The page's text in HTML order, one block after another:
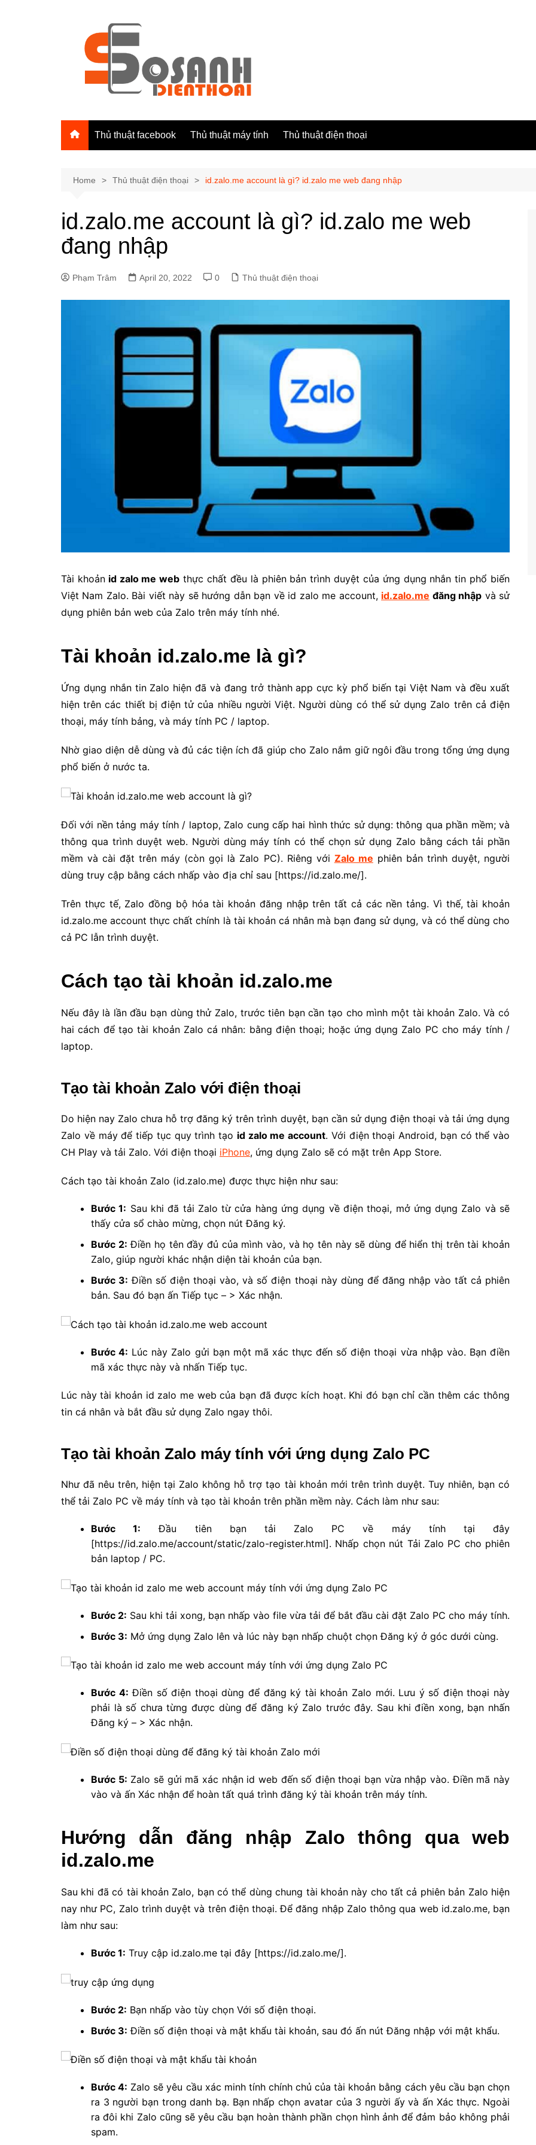
Thủ thuật facebook Thủ thuật máy tính Thủ thuật điện thoại
Home Thủ thuật điện thoại id.zalo.me account là gì? id.zalo me web đang nhập
id.zalo.me account là gì? id.zalo me web
đang nhập
Phạm Trâm April 20, 2022 0 Thủ thuật điện thoại
Tài khoảnid zalo me web thực chất đều là phiên bản trình duyệt của ứng dụng nhắn tin phổ biến
Việt Nam Zalo. Bài viết này sẽ hướng dẫn bạn về id zalo me account, id.zalo.me đăng nhập và sử
dụng phiên bản web của Zalo trên máy tính nhé.
Tài khoản id.zalo.me là gì?
Ứng dụng nhắn tin Zalo hiện đã và đang trở thành app cực kỳ phổ biến tại Việt Nam và đều xuất
hiện trên các thiết bị điện tử của nhiều người Việt. Người dùng có thể sử dụng Zalo trên cả điện
thoại, máy tính bảng, và máy tính PC / laptop.
Nhờ giao diện dễ dùng và đủ các tiện ích đã giúp cho Zalo nắm giữ ngôi đầu trong tổng ứng dụng
phổ biến ở nước ta.
Đối với nền tảng máy tính / laptop, Zalo cung cấp hai hình thức sử dụng: thông qua phần mềm; và
thông qua trình duyệt web. Người dùng máy tính có thể chọn sử dụng Zalo bằng cách tải phần
mềm và cài đặt trên máy (còn gọi là Zalo PC). Riêng với Zalo me phiên bản trình duyệt, người
dùng truy cập bằng cách nhấp vào địa chỉ sau [https://id.zalo.me/].
Trên thực tế, Zalo đồng bộ hóa tài khoản đăng nhập trên tất cả các nền tảng. Vì thế, tài khoản
id.zalo.me account thực chất chính là tài khoản cá nhân mà bạn đang sử dụng, và có thể dùng cho
cả PC lẫn trình duyệt.
Cách tạo tài khoản id.zalo.me
Nếu đây là lần đầu bạn dùng thử Zalo, trước tiên bạn cần tạo cho mình một tài khoản Zalo. Và có
hai cách để tạo tài khoản Zalo cá nhân: bằng điện thoại; hoặc ứng dụng Zalo PC cho máy tính /
laptop.
Tạo tài khoản Zalo với điện thoại
Do hiện nay Zalo chưa hỗ trợ đăng ký trên trình duyệt, bạn cần sử dụng điện thoại và tải ứng dụng
Zalo về máy để tiếp tục quy trình tạo id zalo me account. Với điện thoại Android, bạn có thể vào
CH Play và tải Zalo. Với điện thoại iPhone, ứng dụng Zalo sẽ có mặt trên App Store.
Cách tạo tài khoản Zalo (id.zalo.me) được thực hiện như sau:
Bước 1: Sau khi đã tải Zalo từ cửa hàng ứng dụng về điện thoại, mở ứng dụng Zalo và sẽ
thấy cửa sổ chào mừng, chọn nút Đăng ký.
Bước 2: Điền họ tên đầy đủ của mình vào, và họ tên này sẽ dùng để hiển thị trên tài khoản
Zalo, giúp người khác nhận diện tài khoản của bạn.
Bước 3: Điền số điện thoại vào, và số điện thoại này dùng để đăng nhập vào tất cả phiên
bản. Sau đó bạn ấn Tiếp tục – > Xác nhận.
Bước 4: Lúc này Zalo gửi bạn một mã xác thực đến số điện thoại vừa nhập vào. Bạn điền
mã xác thực này và nhấn Tiếp tục.
Lúc này tài khoản id zalo me web của bạn đã được kích hoạt. Khi đó bạn chỉ cần thêm các thông
tin cá nhân và bắt đầu sử dụng Zalo ngay thôi.
Tạo tài khoản Zalo máy tính với ứng dụng Zalo PC
Như đã nêu trên, hiện tại Zalo không hỗ trợ tạo tài khoản mới trên trình duyệt. Tuy nhiên, bạn có
thể tải Zalo PC về máy tính và tạo tài khoản trên phần mềm này. Cách làm như sau:
Bước 1: Đầu tiên bạn tải Zalo PC về máy tính tại đây
[https://id.zalo.me/account/static/zalo-register.html]. Nhấp chọn nút Tải Zalo PC cho phiên
bản laptop / PC.
Bước 2: Sau khi tải xong, bạn nhấp vào file vừa tải để bắt đầu cài đặt Zalo PC cho máy tính.
Bước 3: Mở ứng dụng Zalo lên và lúc này bạn nhấp chuột chọn Đăng ký ở góc dưới cùng.
Bước 4: Điền số điện thoại dùng để đăng ký tài khoản Zalo mới. Lưu ý số điện thoại này
phải là số chưa từng được dùng để đăng ký Zalo trước đây. Sau khi điền xong, bạn nhấn
Đăng ký – > Xác nhận.
Bước 5: Zalo sẽ gửi mã xác nhận id web đến số điện thoại bạn vừa nhập vào. Điền mã này
vào và ấn Xác nhận để hoàn tất quá trình đăng ký tài khoản trên máy tính.
Hướng dẫn đăng nhập Zalo thông qua web
id.zalo.me
Sau khi đã có tài khoản Zalo, bạn có thể dùng chung tài khoản này cho tất cả phiên bản Zalo hiện
nay như PC, Zalo trình duyệt và trên điện thoại. Để đăng nhập Zalo thông qua web id.zalo.me, bạn
làm như sau:
Bước 1: Truy cập id.zalo.me tại đây [https://id.zalo.me/].
Bước 2: Bạn nhấp vào tùy chọn Với số điện thoại.
Bước 3: Điền số điện thoại và mật khẩu tài khoản, sau đó ấn nút Đăng nhập với mật khẩu.
Bước 4: Zalo sẽ yêu cầu xác minh tính chính chủ của tài khoản bằng cách yêu cầu bạn chọn
ra 3 người bạn trong danh bạ. Bạn nhấp chọn avatar của 3 người ấy và ấn Xác thực. Ngoài
ra đôi khi Zalo cũng sẽ yêu cầu bạn hoàn thành phần chọn hình ảnh để đảm bảo không phải
spam.